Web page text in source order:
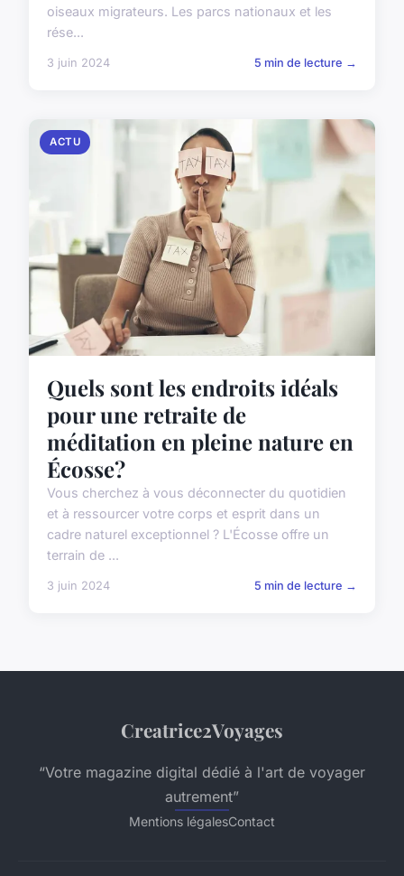
oiseaux migrateurs. Les parcs nationaux et les
rése...
3 juin 2024 5 min de lecture →
ACTU
Quels sont les endroits idéals
pour une retraite de
méditation en pleine nature en
Écosse?
Vous cherchez à vous déconnecter du quotidien
et à ressourcer votre corps et esprit dans un
cadre naturel exceptionnel ? L'Écosse offre un
terrain de ...
3 juin 2024 5 min de lecture →
Creatrice2Voyages
“Votre magazine digital dédié à l'art de voyager
autrement”
Mentions légalesContact